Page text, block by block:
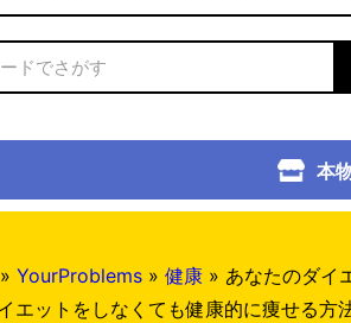
本
» YourProblems » 健康 » あなたのダイ
エットをしなくても健康的に痩せる方